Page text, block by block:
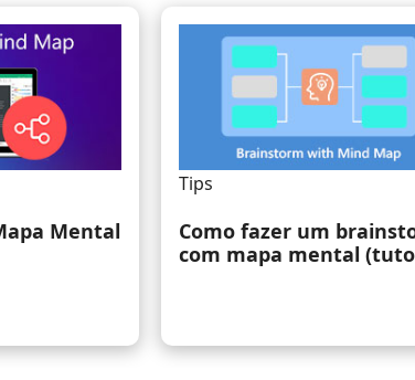
Mental
Tips
Como fazer um
com mapa mental